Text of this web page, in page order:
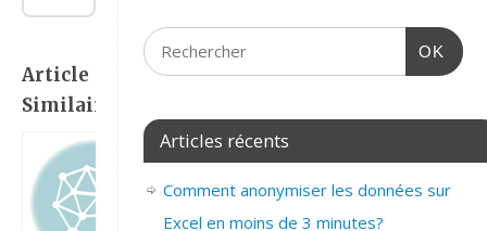
Article
Similaire:
OK
Articles récents
Comment anonymiser les données sur
Excel en moins de 3 minutes?